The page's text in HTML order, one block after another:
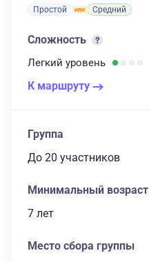
Простой Средний
Сложность
Легкий уровень
К маршруту
Группа
до 20 участников
Минимальный возраст
7 лет
Место сбора группы